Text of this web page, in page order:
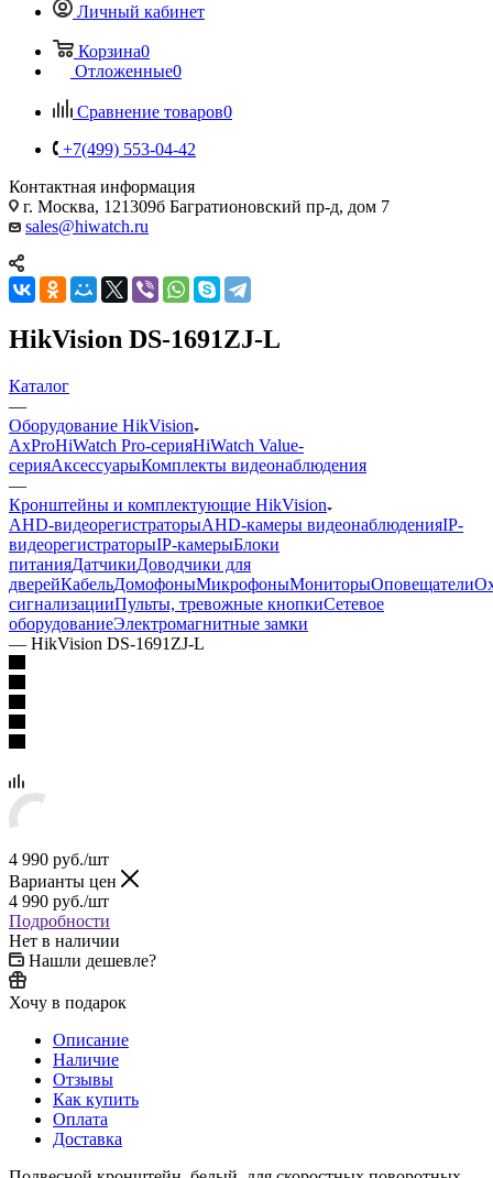
Личный кабинет
Корзина0
Отложенные0
Сравнение товаров0
+7(499) 553-04-42
Контактная информация
г. Москва, 121309б Багратионовский пр-д, дом 7
sales@hiwatch.ru
HikVision DS-1691ZJ-L
Каталог
—
Оборудование HikVision
AxProHiWatch Pro-серияHiWatch Value-
серияАксессуарыКомплекты видеонаблюдения
—
Кронштейны и комплектующие HikVision
AHD-видеорегистраторыAHD-камеры видеонаблюденияIP-
видеорегистраторыIP-камерыБлоки
питанияДатчикиДоводчики для
дверейКабельДомофоныМикрофоныМониторыОповещатели
сигнализацииПульты, тревожные кнопкиСетевое
оборудованиеЭлектромагнитные замки
— HikVision DS-1691ZJ-L
4 990 руб./шт
Варианты цен
4 990 руб./шт
Подробности
Нет в наличии
Нашли дешевле?
Хочу в подарок
Описание
Наличие
Отзывы
Как купить
Оплата
Доставка